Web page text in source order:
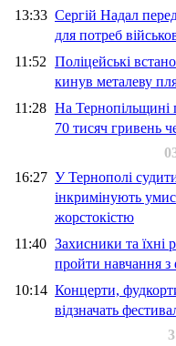
13:33 Сергій Надал
для потреб
11:52 Поліцейські
кинув металеву
11:28 На Тернопільщині
70 тисяч гривень
16:27 У Тернополі
інкримінують
жорстокістю
11:40 Захисники та
пройти навчання з
10:14 Концерти,
відзначать